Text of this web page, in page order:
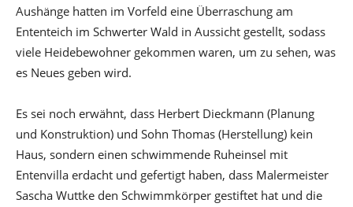
Aushänge hatten im Vorfeld eine Überraschung am
Ententeich im Schwerter Wald in Aussicht gestellt, sodass
viele Heidebewohner gekommen waren, um zu sehen, was
es Neues geben wird.
Es sei noch erwähnt, dass Herbert Dieckmann (Planung
und Konstruktion) und Sohn Thomas (Herstellung) kein
Haus, sondern einen schwimmende Ruheinsel mit
Entenvilla erdacht und gefertigt haben, dass Malermeister
Sascha Wuttke den Schwimmkörper gestiftet hat und die